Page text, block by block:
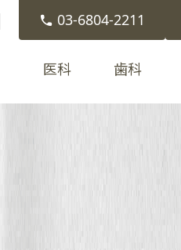
03-6804-2211
医科 歯科